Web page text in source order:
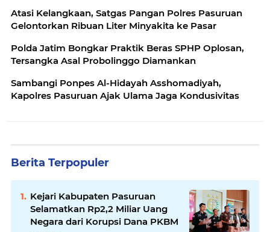
Atasi Kelangkaan, Satgas Pangan Polres Pasuruan
Gelontorkan Ribuan Liter Minyakita ke Pasar
Polda Jatim Bongkar Praktik Beras SPHP Oplosan,
Tersangka Asal Probolinggo Diamankan
Sambangi Ponpes Al-Hidayah Asshomadiyah,
Kapolres Pasuruan Ajak Ulama Jaga Kondusivitas
Berita Terpopuler
Kejari Kabupaten Pasuruan
Selamatkan Rp2,2 Miliar Uang
Negara dari Korupsi Dana PKBM